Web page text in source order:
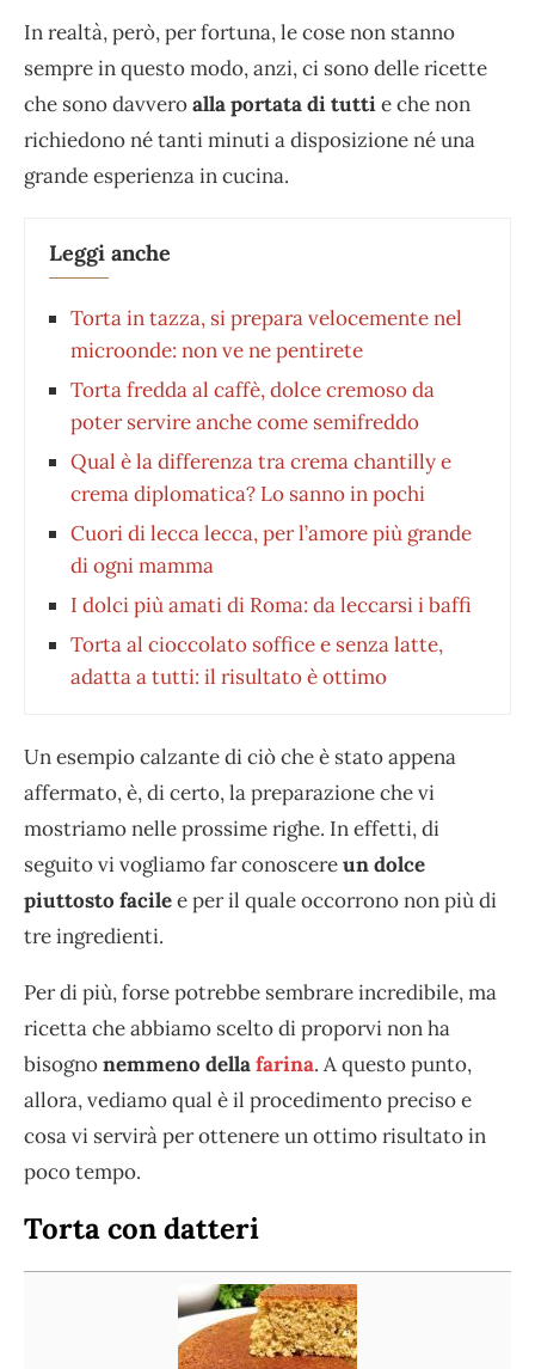
In realtà, però, per fortuna, le cose non stanno
sempre in questo modo, anzi, ci sono delle ricette
che sono davveroalla portata di tuttie che non
richiedono né tanti minuti a disposizione né una
grande esperienza in cucina.
Leggi anche
Torta in tazza, si prepara velocemente nel
microonde: non ve ne pentirete
Torta fredda al caffè, dolce cremoso da
poter servire anche come semifreddo
Qual è la differenza tra crema chantilly e
crema diplomatica? Lo sanno in pochi
Cuori di lecca lecca, per l’amore più grande
di ogni mamma
I dolci più amati di Roma: da leccarsi i baffi
Torta al cioccolato soffice e senza latte,
adatta a tutti: il risultato è ottimo
Un esempio calzante di ciò che è stato appena
affermato, è, di certo, la preparazione che vi
mostriamo nelle prossime righe. In effetti, di
seguito vi vogliamo far conoscereun dolce
piuttosto facilee per il quale occorrono non più di
tre ingredienti.
Per di più, forse potrebbe sembrare incredibile, ma
ricetta che abbiamo scelto di proporvi non ha
bisognonemmeno dellafarina. A questo punto,
allora, vediamo qual è il procedimento preciso e
cosa vi servirà per ottenere un ottimo risultato in
poco tempo.
Torta con datteri